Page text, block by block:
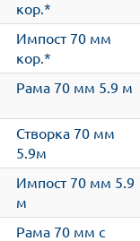
кор.*
Импост 70 мм
кор.*
Рама 70 мм 5.9 м
Створка 70 мм
5.9м
Импост 70 мм 5.9
м
Рама 70 мм c